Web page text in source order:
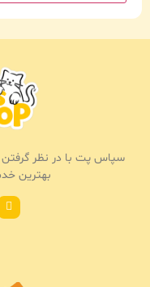
سپاس پت با در نظر
بهترین